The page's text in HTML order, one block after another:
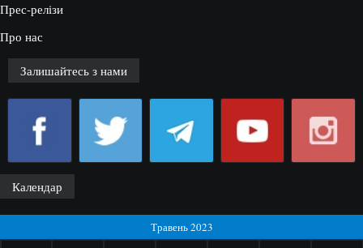
Прес-релізи
Про нас
Залишайтесь з нами
Календар
Травень 2023